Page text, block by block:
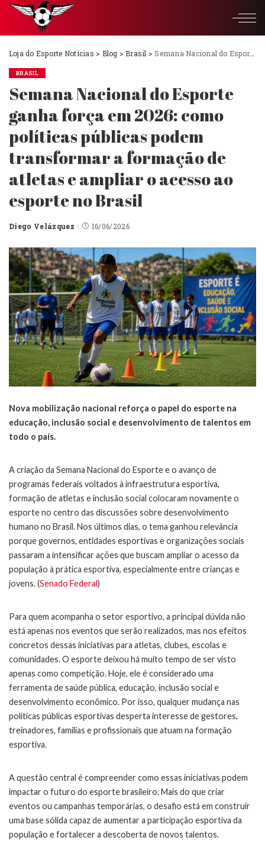
Loja do Esporte Notícias > Blog >Brasil >Semana Nacional do Esporte ganha força em 2026: como políticas públicas podem transformar a formação de atletas e ampliar o acesso ao esporte no Brasil
BRASIL
Semana Nacional do Esporte
ganha força em 2026: como
políticas públicas podem
transformar a formação de
atletas e ampliar o acesso ao
esporte no Brasil
Posted
Diego Velázquez 16/06/2026
Nova mobilização nacional reforça o papel do esporte na
educação, inclusão social e desenvolvimento de talentos em
todo o país.
A criação da Semana Nacional do Esporte e o avanço de
programas federais voltados à infraestrutura esportiva,
formação de atletas e inclusão social colocaram novamente o
esporte no centro das discussões sobre desenvolvimento
humano no Brasil. Nos últimos dias, o tema ganhou relevância
porque governos, entidades esportivas e organizações sociais
passaram a intensificar ações que buscam ampliar o acesso da
população à prática esportiva, especialmente entre crianças e
jovens. (Senado Federal)
Para quem acompanha o setor esportivo, a principal dúvida não
está apenas nos eventos que serão realizados, mas nos efeitos
concretos dessas iniciativas para atletas, clubes, escolas e
comunidades. O esporte deixou há muito tempo de ser visto
apenas como competição. Hoje, ele é considerado uma
ferramenta de saúde pública, educação, inclusão social e
desenvolvimento econômico. Por isso, qualquer mudança nas
políticas públicas esportivas desperta interesse de gestores,
treinadores, famílias e profissionais que atuam na formação
esportiva.
A questão central é compreender como essas iniciativas podem
impactar o futuro do esporte brasileiro. Mais do que criar
eventos ou campanhas temporárias, o desafio está em construir
uma base sólida capaz de aumentar a participação esportiva da
população e fortalecer a descoberta de novos talentos.